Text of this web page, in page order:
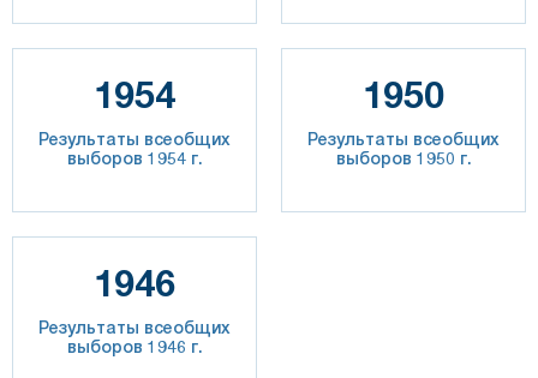
1954
Результаты всеобщих
выборов 1954 г.
1950
Результаты всеобщих
выборов 1950 г.
1946
Результаты всеобщих
выборов 1946 г.